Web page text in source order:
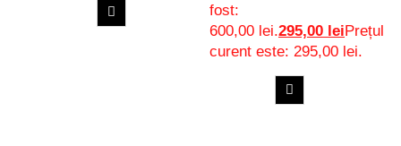
fost:
600,00 lei.295,00 leiPrețul
curent este: 295,00 lei.